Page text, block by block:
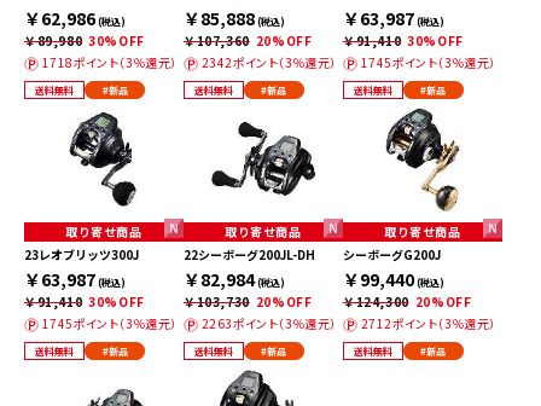
￥62,986(税込)
￥89,980 30%OFF
1718ポイント（3％還元）
送料無料 #新品
￥85,888(税込)
￥107,360 20%OFF
2342ポイント（3％還元）
送料無料 #新品
￥63,987(税込)
￥91,410 30%OFF
1745ポイント（3％還元）
送料無料 #新品
取り寄せ商品
23レオブリッツ300J
￥63,987(税込)
￥91,410 30%OFF
1745ポイント（3％還元）
送料無料 #新品
取り寄せ商品
22シーボーグ200JL-DH
￥82,984(税込)
￥103,730 20%OFF
2263ポイント（3％還元）
送料無料 #新品
取り寄せ商品
シーボーグG200J
￥99,440(税込)
￥124,300 20%OFF
2712ポイント（3％還元）
送料無料 #新品